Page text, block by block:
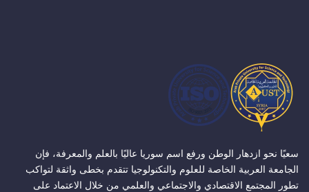
سعيًا نحو ازدهار الوطن ورفع اسم سوريا عاليًا بالعلم والمعرفة، فإن
الجامعة العربية الخاصة للعلوم والتكنولوجيا تتقدم بخطى واثقة لتواكب
تطور المجتمع الاقتصادي والاجتماعي والعلمي من خلال الاعتماد على